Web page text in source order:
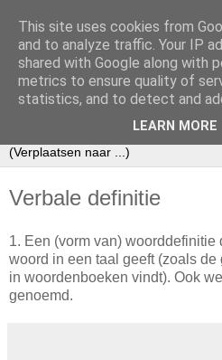
Filosofisch
Een korte, bondige uitleg van de
de filosofie.
Verbale definitie
1. Een (vorm van)
woord in een taal geeft (zoals
in woordenboeken vindt). Ook
genoemd.
This site uses cookies from
and to analyze traffic. Your IP
shared with Google along with
metrics to ensure quality of
statistics, and to detect and
LEARN MORE